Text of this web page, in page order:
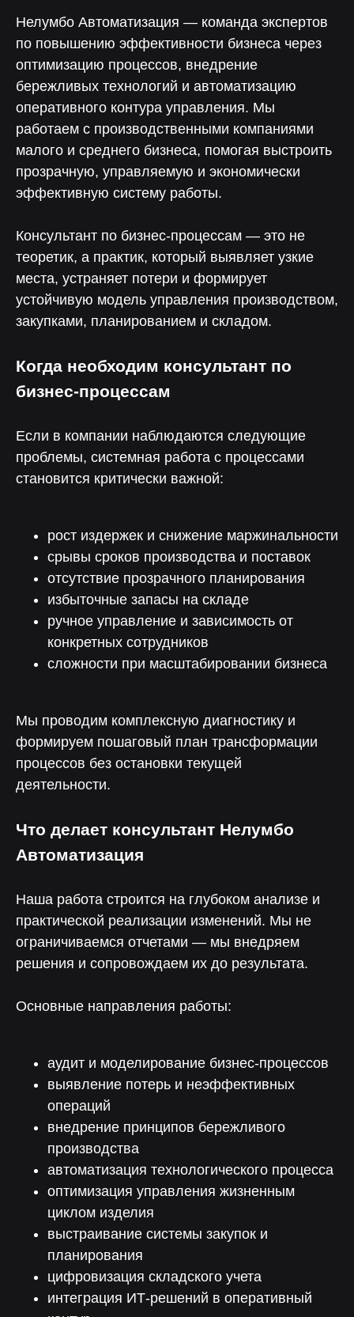
Нелумбо Автоматизация — команда экспертов
по повышению эффективности бизнеса через
оптимизацию процессов, внедрение
бережливых технологий и автоматизацию
оперативного контура управления. Мы
работаем с производственными компаниями
малого и среднего бизнеса, помогая выстроить
прозрачную, управляемую и экономически
эффективную систему работы.
Консультант по бизнес-процессам — это не
теоретик, а практик, который выявляет узкие
места, устраняет потери и формирует
устойчивую модель управления производством,
закупками, планированием и складом.
Когда необходим консультант по
бизнес-процессам
Если в компании наблюдаются следующие
проблемы, системная работа с процессами
становится критически важной:
рост издержек и снижение маржинальности
срывы сроков производства и поставок
отсутствие прозрачного планирования
избыточные запасы на складе
ручное управление и зависимость от
конкретных сотрудников
сложности при масштабировании бизнеса
Мы проводим комплексную диагностику и
формируем пошаговый план трансформации
процессов без остановки текущей
деятельности.
Что делает консультант Нелумбо
Автоматизация
Наша работа строится на глубоком анализе и
практической реализации изменений. Мы не
ограничиваемся отчетами — мы внедряем
решения и сопровождаем их до результата.
Основные направления работы:
аудит и моделирование бизнес-процессов
выявление потерь и неэффективных
операций
внедрение принципов бережливого
производства
автоматизация технологического процесса
оптимизация управления жизненным
циклом изделия
выстраивание системы закупок и
планирования
цифровизация складского учета
интеграция ИТ-решений в оперативный